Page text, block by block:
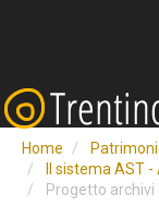
Home
Il sistema AST
Progetto archivi